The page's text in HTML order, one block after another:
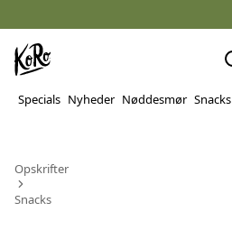
Specials Nyheder Nøddesmør Snacks
Opskrifter
Snacks